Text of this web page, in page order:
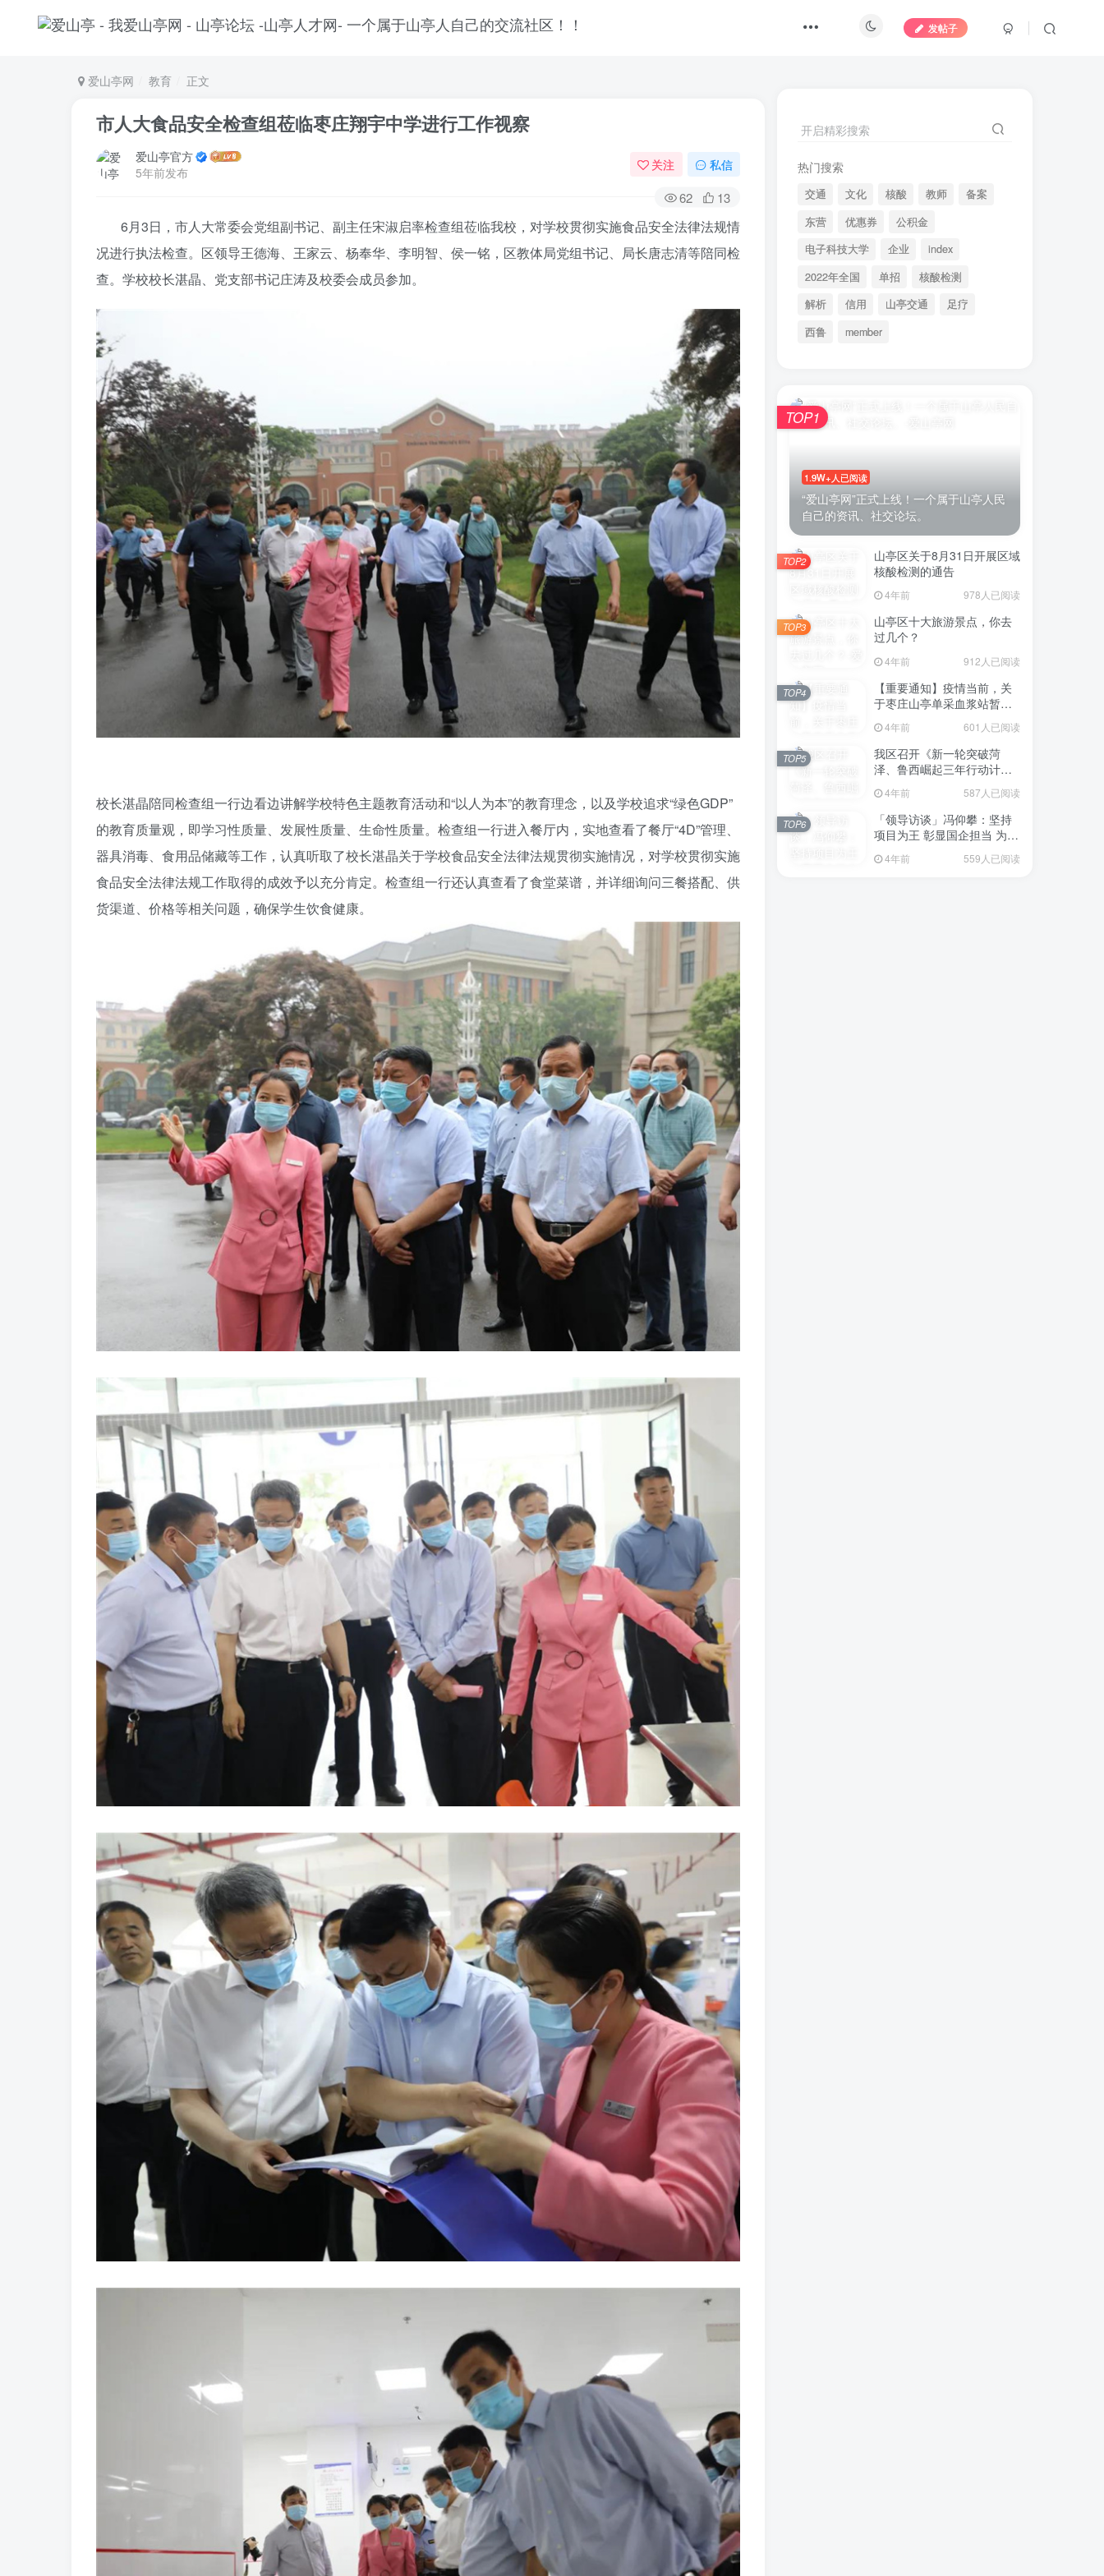
发帖子
爱山亭网 教育 正文
市人大食品安全检查组莅临枣庄翔宇中学进行工作视察
爱山亭官方
5年前发布
关注 私信
62 13
6月3日，市人大常委会党组副书记、副主任宋淑启率检查组莅临我校，对学校贯彻实施食品安全法律法规情
况进行执法检查。区领导王德海、王家云、杨奉华、李明智、侯一铭，区教体局党组书记、局长唐志清等陪同检
查。学校校长湛晶、党支部书记庄涛及校委会成员参加。
校长湛晶陪同检查组一行边看边讲解学校特色主题教育活动和“以人为本”的教育理念，以及学校追求“绿色GDP”
的教育质量观，即学习性质量、发展性质量、生命性质量。检查组一行进入餐厅内，实地查看了餐厅“4D”管理、
器具消毒、食用品储藏等工作，认真听取了校长湛晶关于学校食品安全法律法规贯彻实施情况，对学校贯彻实施
食品安全法律法规工作取得的成效予以充分肯定。检查组一行还认真查看了食堂菜谱，并详细询问三餐搭配、供
货渠道、价格等相关问题，确保学生饮食健康。
开启精彩搜索
热门搜索
交通 文化 核酸 教师
备案
东营
优惠券
公积金
电子科技大学
企业
index
2022年全国
单招
核酸检测
解析
信用 山亭交通
足疗
西鲁
member
1.9W+人已阅读
“爱山亭网”正式上线！一个属于山亭人民
自己的资讯、社交论坛。
TOP1
山亭区关于8月31日开展区域
核酸检测的通告
4年前 978人已阅读
TOP2
山亭区十大旅游景点，你去
过几个？
4年前 912人已阅读
TOP3
【重要通知】疫情当前，关
于枣庄山亭单采血浆站暂停
4年前 601人已阅读
TOP4
我区召开《新一轮突破菏
泽、鲁西崛起三年行动计划
意见稿）政策分析研判会议
4年前 587人已阅读
TOP5
「领导访谈」冯仰攀：坚持
项目为王 彰显国企担当 为全
点项目建设贡献“交发力量”
4年前 559人已阅读
TOP6
没有账号？立即注册
手机号
记住登录
登录
社交账号登录
QQ登录 微信登录
使用社交账号登录即表示同意